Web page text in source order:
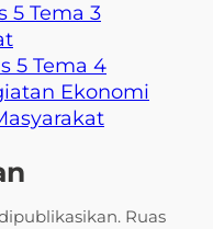
5 Tema 3
5 Tema 4
Ekonomi
Ruas